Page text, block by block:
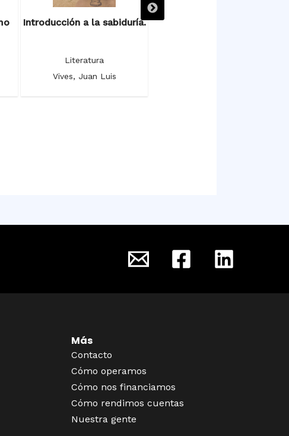
Introducción a la sabiduría.
Literatura
Vives, Juan Luis
Fábula sobre el hombre.
Más
Contacto
Cómo operamos
Cómo nos financiamos
Cómo rendimos cuentas
Nuestra gente